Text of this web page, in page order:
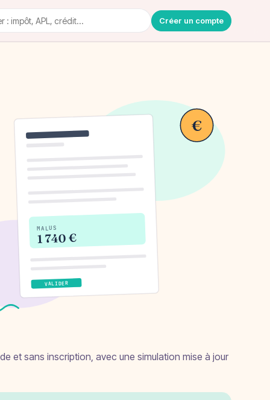
Créer un compte
MALUS
1 740 €
VALIDER
€
et sans inscription, avec une simulation mise à jour